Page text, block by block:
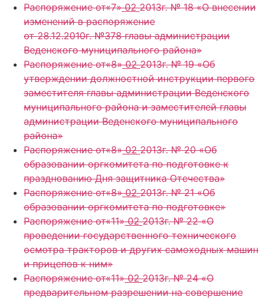
Распоряжение от«7»022013г. № 18 «О внесении
изменений в распоряжение
от 28.12.2010г. №378 главы администрации
Веденского муниципального района»
Распоряжение от«8»022013г. № 19 «Об
утверждении должностной инструкции первого
заместителя главы администрации Веденского
муниципального района и заместителей главы
администрации Веденского муниципального
района»
Распоряжение от«8»022013г. № 20 «Об
образовании оргкомитета по подготовке к
празднованию Дня защитника Отечества»
Распоряжение от«8»022013г. № 21 «Об
образовании оргкомитета по подготовке»
Распоряжение от«11»022013г. № 22 «О
проведении государственного технического
осмотра тракторов и других самоходных машин
и прицепов к ним»
Распоряжение от«11»022013г. № 24 «О
предварительном разрешении на совершение